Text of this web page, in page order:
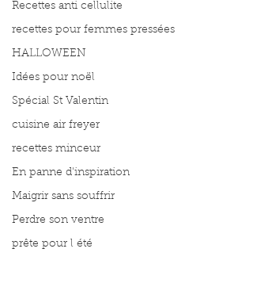
Recettes anti cellulite
recettes pour femmes pressées
HALLOWEEN
Idées pour noël
Spécial St Valentin
cuisine air freyer
recettes minceur
En panne d'inspiration
Maigrir sans souffrir
Perdre son ventre
prête pour l été